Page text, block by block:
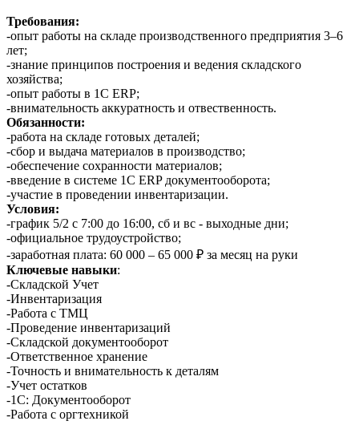
Требования:
-опыт работы на складе производственного предприятия 3–6
лет;
-знание принципов построения и ведения складского
хозяйства;
-опыт работы в 1С ERP;
-внимательность аккуратность и отвественность.
Обязанности:
-работа на складе готовых деталей;
-сбор и выдача материалов в производство;
-обеспечение сохранности материалов;
-введение в системе 1С ERP документооборота;
-участие в проведении инвентаризации.
Условия:
-график 5/2 с 7:00 до 16:00, сб и вс - выходные дни;
-официальное трудоустройство;
-заработная плата: 60 000 – 65 000 ₽ за месяц на руки
Ключевые навыки:
-Складской Учет
-Инвентаризация
-Работа с ТМЦ
-Проведение инвентаризаций
-Складской документооборот
-Ответственное хранение
-Точность и внимательность к деталям
-Учет остатков
-1С: Документооборот
-Работа с оргтехникой